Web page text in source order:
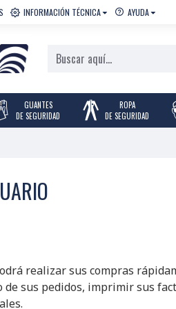
INFORMACIÓN TÉCNICA AYUDA
GUANTES
DE SEGURIDAD
ROPA
DE SEGURIDAD
realizar sus compras
de sus pedidos, imprimir sus